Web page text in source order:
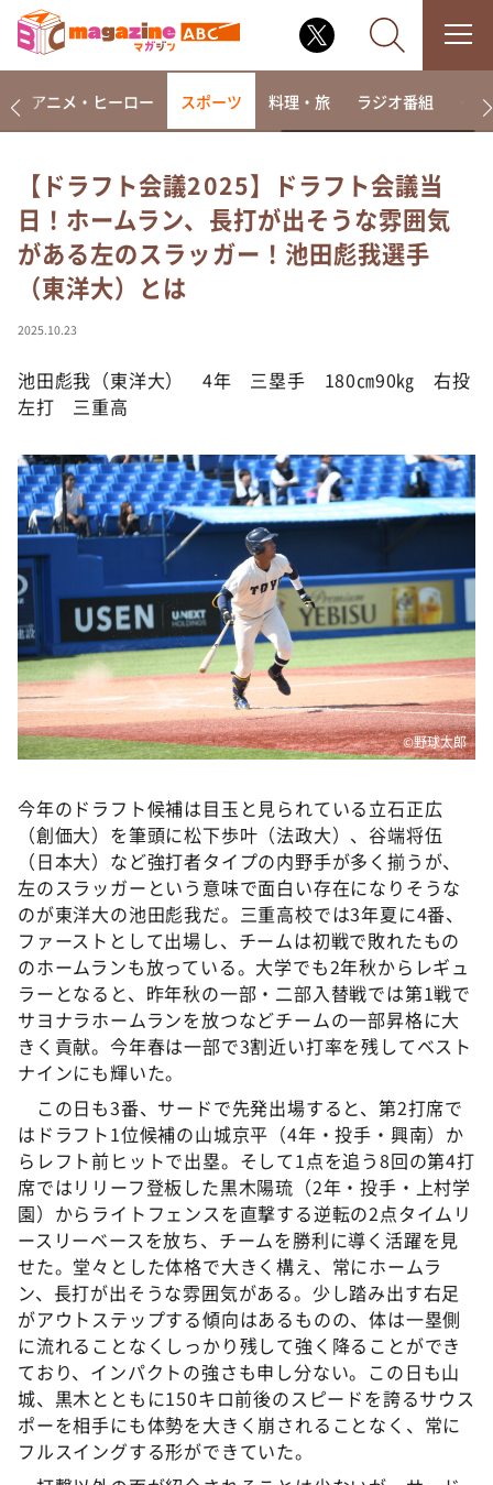
なるみ・岡村の過ぎるTV
相席食堂
これ余談なんですけど・・・
～人生密着トークバラエティ！～ やすとものいたっ
て真剣です
探偵！ナイトスクープ
news おかえり
（news おかえり）
DAIGOも台所 ～きょうの献立 何にする？～
本日はダイアンなり！シーズン２
朝だ！生です旅サラダ
教えて！ニュースライブ 正義のミカタ
ＬＩＦＥ～夢のカタチ～
新婚さんいらっしゃい！
ポツンと一軒家
ぺこぱのまるスポ
アナ回覧板
アニメ・ヒーロー スポーツ 料理・旅 ラジオ番組 そ
【ドラフト会議2025】ドラフト会議当
日！ホームラン、長打が出そうな雰囲気
がある左のスラッガー！池田彪我選手
（東洋大）とは
2025.10.23
池田彪我（東洋大） 4年 三塁手 180㎝90㎏ 右投
左打 三重高
©️野球太郎
今年のドラフト候補は目玉と見られている立石正広
（創価大）を筆頭に松下歩叶（法政大）、谷端将伍
（日本大）など強打者タイプの内野手が多く揃うが、
左のスラッガーという意味で面白い存在になりそうな
のが東洋大の池田彪我だ。三重高校では3年夏に4番、
ファーストとして出場し、チームは初戦で敗れたもの
のホームランも放っている。大学でも2年秋からレギュ
ラーとなると、昨年秋の一部・二部入替戦では第1戦で
サヨナラホームランを放つなどチームの一部昇格に大
きく貢献。今年春は一部で3割近い打率を残してベスト
ナインにも輝いた。
この日も3番、サードで先発出場すると、第2打席で
はドラフト1位候補の山城京平（4年・投手・興南）か
らレフト前ヒットで出塁。そして1点を追う8回の第4打
席ではリリーフ登板した黒木陽琉（2年・投手・上村学
園）からライトフェンスを直撃する逆転の2点タイムリ
ースリーベースを放ち、チームを勝利に導く活躍を見
せた。堂々とした体格で大きく構え、常にホームラ
ン、長打が出そうな雰囲気がある。少し踏み出す右足
がアウトステップする傾向はあるものの、体は一塁側
に流れることなくしっかり残して強く降ることができ
ており、インパクトの強さも申し分ない。この日も山
城、黒木とともに150キロ前後のスピードを誇るサウス
ポーを相手にも体勢を大きく崩されることなく、常に
フルスイングする形ができていた。